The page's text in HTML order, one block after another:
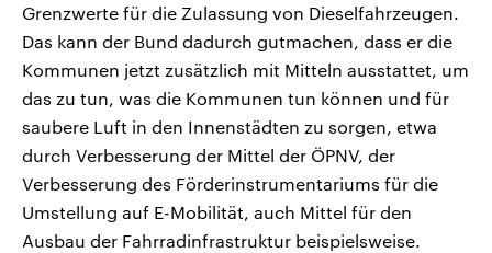
Grenzwerte für die Zulassung von Dieselfahrzeugen.
Das kann der Bund dadurch gutmachen, dass er die
Kommunen jetzt zusätzlich mit Mitteln ausstattet, um
das zu tun, was die Kommunen tun können und für
saubere Luft in den Innenstädten zu sorgen, etwa
durch Verbesserung der Mittel der ÖPNV, der
Verbesserung des Förderinstrumentariums für die
Umstellung auf E-Mobilität, auch Mittel für den
Ausbau der Fahrradinfrastruktur beispielsweise.